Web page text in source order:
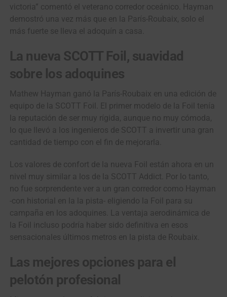
victoria” comentó el veterano corredor oceánico. Hayman
demostró una vez más que en la París-Roubaix, solo el
más fuerte se lleva el adoquín a casa.
La nueva SCOTT Foil, suavidad
sobre los adoquines
Mathew Hayman ganó la París-Roubaix en una edición de
equipo de la SCOTT Foil. El primer modelo de la Foil tenía
la reputación de ser muy rígida, aunque no muy cómoda,
lo que llevó a los ingenieros de SCOTT a invertir una gran
cantidad de tiempo con el fin de mejorarla.
Los valores de confort de la nueva Foil están ahora en un
nivel muy similar a los de la SCOTT Addict. Por lo tanto,
no fue sorprendente ver a un gran corredor como Hayman
-con historial en la la pista- eligiendo la Foil para su
campaña en los adoquines. La ventaja aerodinámica de
la Foil incluso podría haber sido definitiva en esos
sensacionales últimos metros en la pista de Roubaix.
Las mejores opciones para el
pelotón profesional